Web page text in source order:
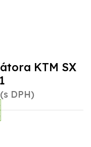
KTM SX
(s DPH)